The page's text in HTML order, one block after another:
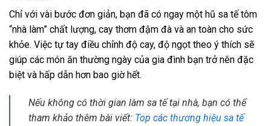
Chỉ với vài bước đơn giản, bạn đã có ngay một hũ sa tế tôm
“nhà làm” chất lượng, cay thơm đậm đà và an toàn cho sức
khỏe. Việc tự tay điều chỉnh độ cay, độ ngọt theo ý thích sẽ
giúp các món ăn thường ngày của gia đình bạn trở nên đặc
biệt và hấp dẫn hơn bao giờ hết.
Nếu không có thời gian làm sa tế tại nhà, bạn có thể
tham khảo thêm bài viết: Top các thương hiệu sa tế